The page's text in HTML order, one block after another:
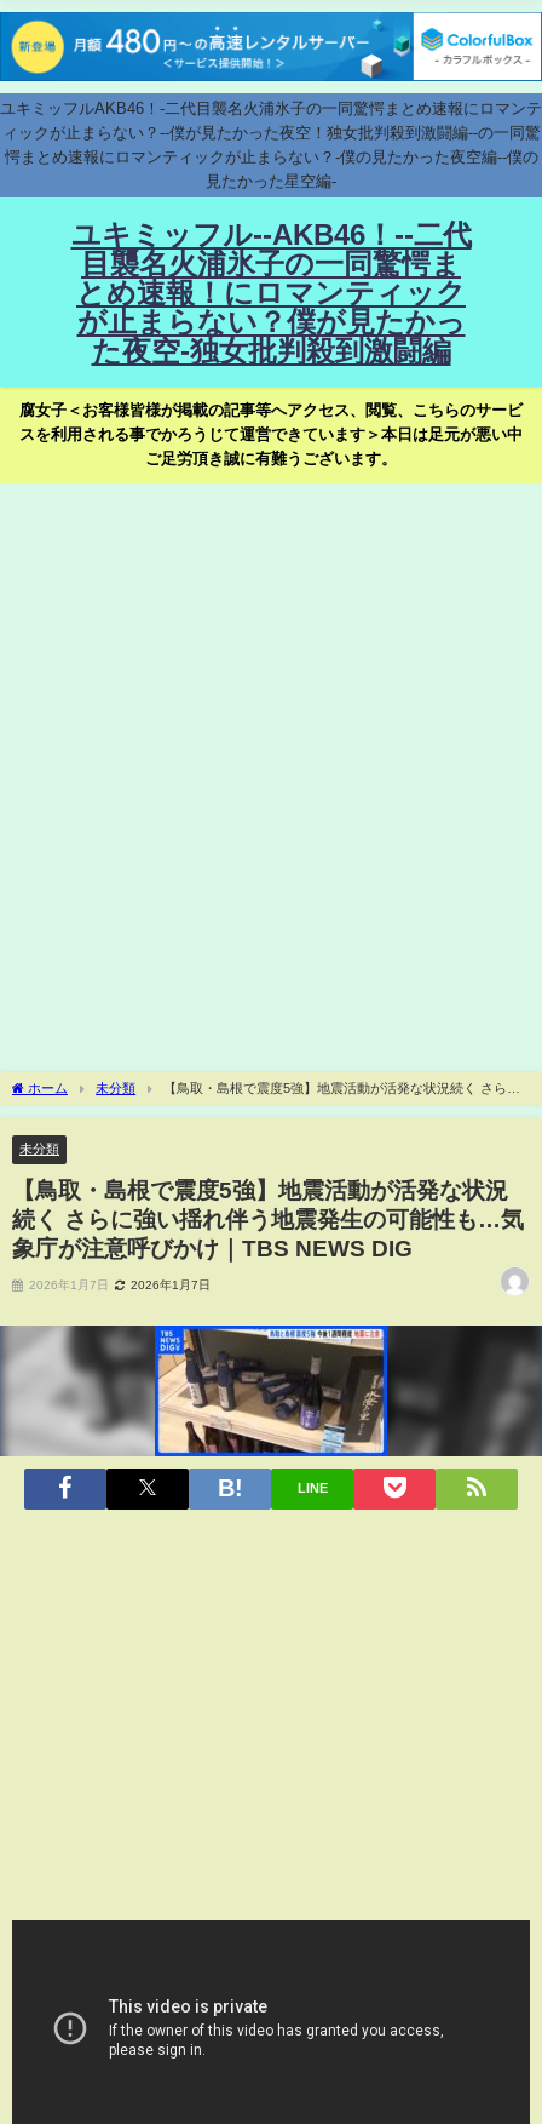
ユキミッフルAKB46！-二代目襲名火浦氷子の一同驚愕まとめ速報にロマンテ
ィックが止まらない？--僕が見たかった夜空！独女批判殺到激闘編--の一同驚
愕まとめ速報にロマンティックが止まらない？-僕の見たかった夜空編--僕の
見たかった星空編-
ユキミッフル--AKB46！--二代
目襲名火浦氷子の一同驚愕ま
とめ速報！にロマンティック
が止まらない？僕が見たかっ
た夜空-独女批判殺到激闘編
腐女子＜お客様皆様が掲載の記事等へアクセス、閲覧、こちらのサービ
スを利用される事でかろうじて運営できています＞本日は足元が悪い中
ご足労頂き誠に有難うございます。
ホーム 未分類
【鳥取・島根で震度5強】地震活動が活発な状況続く さらに
強い揺れ伴う地震発生の可能性も…気象庁が注意呼びかけ｜TBS NEWS DIG
未分類
【鳥取・島根で震度5強】地震活動が活発な状況
続く さらに強い揺れ伴う地震発生の可能性も…気
象庁が注意呼びかけ｜TBS NEWS DIG
2026年1月7日 2026年1月7日
LINE